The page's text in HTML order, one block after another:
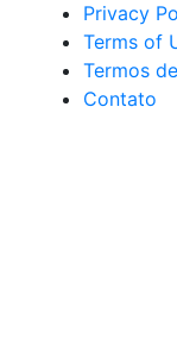
Privacy
Terms of
Termos
Contato